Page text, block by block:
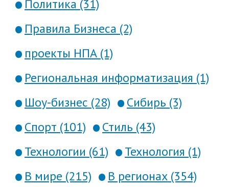
Политика (31)
Правила Бизнеса (2)
проекты НПА (1)
Региональная информатизация (1)
Шоу-бизнес (28)
Сибирь (3)
Спорт (101)
Стиль (43)
Технологии (61)
Технология (1)
В мире (215)
В регионах (354)